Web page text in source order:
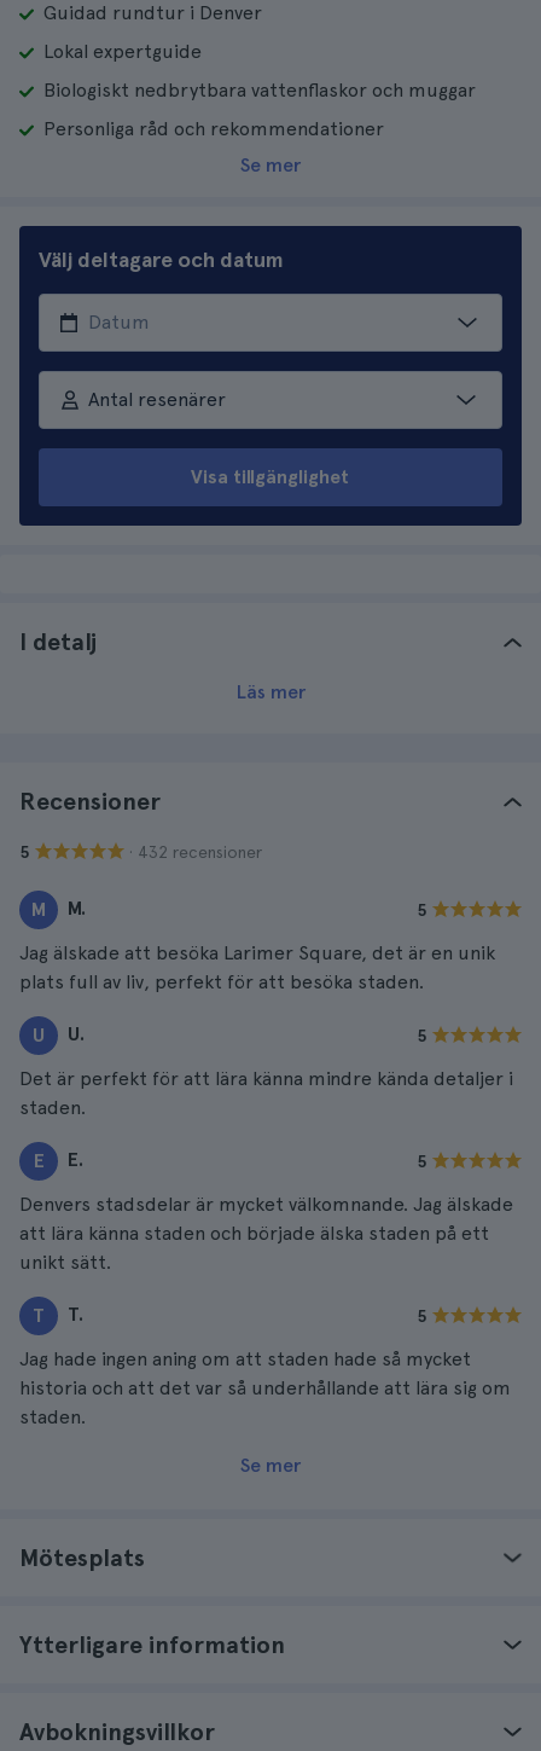
Guidad rundtur i Denver
Lokal expertguide
Biologiskt nedbrytbara vattenflaskor och muggar
Personliga råd och rekommendationer
Se mer
Välj deltagare och datum
Antal resenärer
Visa tillgänglighet
I detalj
Läs mer
Recensioner
5 · 432 recensioner
M M. 5
Jag älskade att besöka Larimer Square, det är en unik
plats full av liv, perfekt för att besöka staden.
U U. 5
Det är perfekt för att lära känna mindre kända detaljer i
staden.
E E. 5
Denvers stadsdelar är mycket välkomnande. Jag älskade
att lära känna staden och började älska staden på ett
unikt sätt.
T T. 5
Jag hade ingen aning om att staden hade så mycket
historia och att det var så underhållande att lära sig om
staden.
Se mer
Mötesplats
Ytterligare information
Avbokningsvillkor